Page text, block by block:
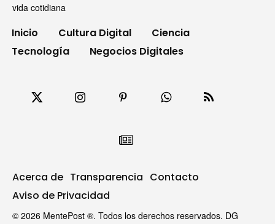
vida cotidiana
Inicio Cultura Digital
Ciencia
Tecnología
Negocios Digitales
Acerca de Transparencia Contacto
Aviso de Privacidad
© 2026 MentePost ®. Todos los derechos reservados. DG